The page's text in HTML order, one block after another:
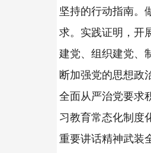
坚持的行动指南。
求。实践证明，开
建党、组织建党、
断加强党的思想政
全面从严治党要求
习教育常态化制度
重要讲话精神武装